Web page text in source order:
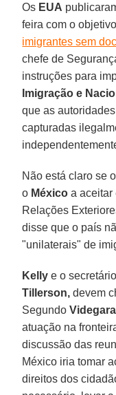
Os EUA
feira com o
imigrantes sem
chefe de
instruções para
Imigração e
que as
capturadas
Não está claro se
o México a aceitar
Relações
disse que o país
"unilaterais" de
Kelly e o
Tillerson, devem
Segundo
atuação na
discussão das
México iria tomar
direitos dos